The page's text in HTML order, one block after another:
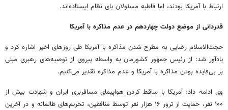
ارتباط با آمریکا بودند، اما قاطبه مسئولان پای نظام ایستاده‌اند.
قدردانی از موضع دولت چهاردهم در عدم مذاکره با آمریکا
حجت‌الاسلام رضایی به مطرح شدن مذاکره با آمریکا طی روزهای اخیر اشاره کرد و
یادآور شد: از رئیس جمهور کشورمان به واسطه پیروی از توصیه‌های رهبری مبنی
بر بی‌فایده بودن مذاکره با آمریکا و عدم مذاکره تقدیر می‌کنیم.
وی ادامه داد: آمریکا با ساقط کردن هواپیمای مسافربری ایران و شهادت بیش از
۱۰۰ نفر، حمایت از ترور ۱۶ هزار نفر توسط منافقین، تحریم‌های ظالمانه و در آخرین